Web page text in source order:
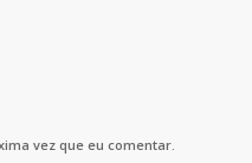
vez que eu comentar.